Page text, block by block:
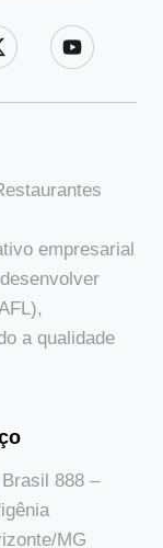
empresarial
a qualidade
888 –
MG